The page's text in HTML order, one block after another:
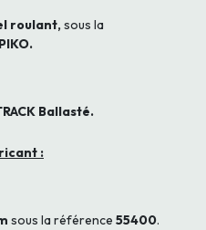
roulant,sous la
Ballasté.
:
sous la référence 55400.